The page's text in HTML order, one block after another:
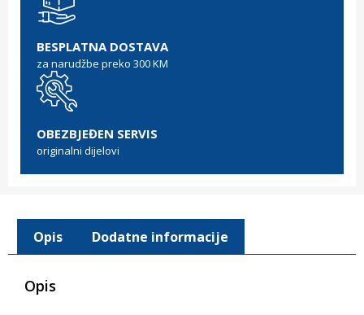
BESPLATNA DOSTAVA
za narudžbe preko 300 KM
OBEZBJEĐEN SERVIS
originalni dijelovi
Opis Dodatne informacije
Opis